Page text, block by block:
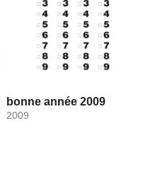
bonne année 2009
2009